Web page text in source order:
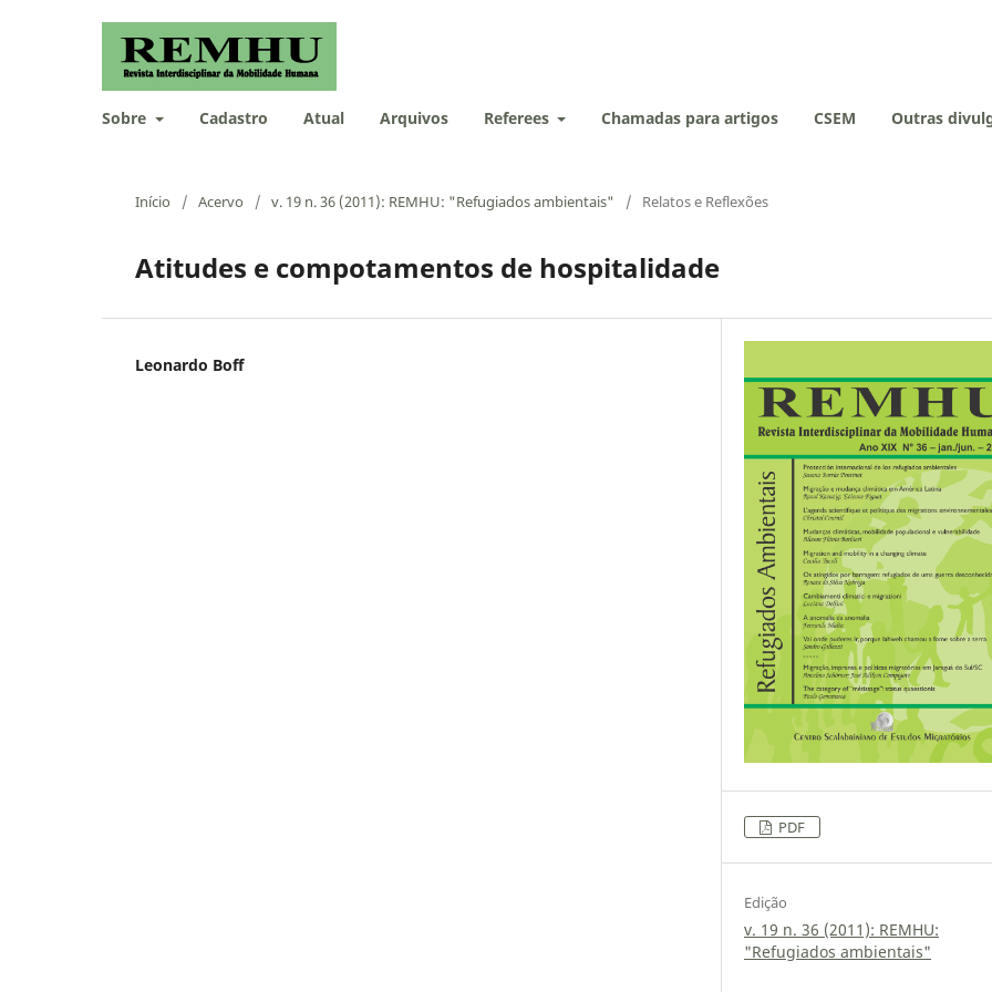
Sobre Cadastro Atual Arquivos Referees Chamadas para artigos CSEM Outras
Início / Acervo / v. 19 n. 36 (2011): REMHU: "Refugiados ambientais" / Relatos e Reflexões
Atitudes e compotamentos de hospitalidade
Leonardo Boff
PDF
Edição
v. 19 n. 36 (2011): REMHU:
"Refugiados ambientais"